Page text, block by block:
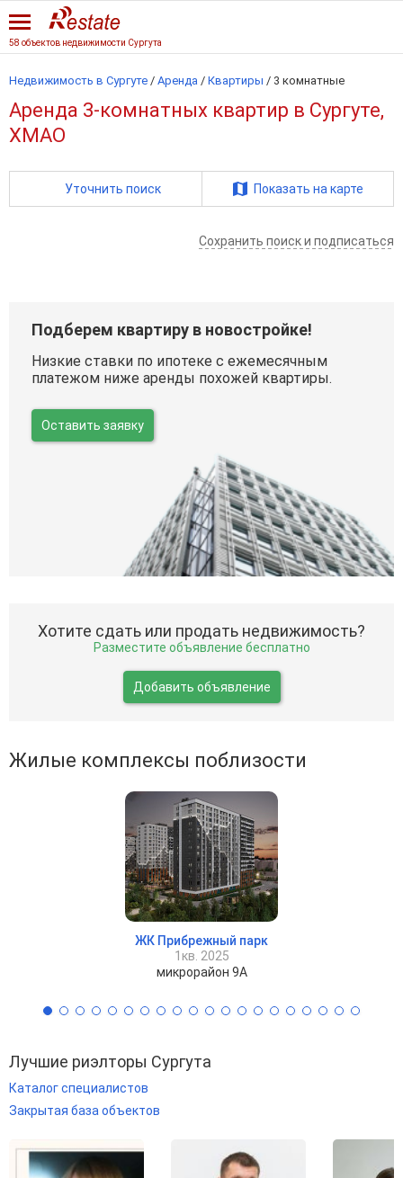
58 объектов недвижимости Сургута
Недвижимость в Сургуте / Аренда / Квартиры / 3 комнатные
Аренда 3-комнатных квартир в Сургуте,
ХМАО
Уточнить поиск Показать на карте
Сохранить поиск и подписаться
Подберем квартиру в новостройке!
Низкие ставки по ипотеке с ежемесячным
платежом ниже аренды похожей квартиры.
Оставить заявку
Хотите сдать или продать недвижимость?
Разместите объявление бесплатно
Добавить объявление
Жилые комплексы поблизости
ЖК Прибрежный парк
1кв. 2025
микрорайон 9А
Лучшие риэлторы Сургута
Каталог специалистов
Закрытая база объектов